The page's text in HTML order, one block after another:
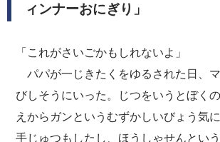
ィンナーおにぎり」
「これがさいごかもしれないよ」
パパが一じきたくをゆるされた日、
びしそうにいった。じつをいうとぼく
えからガンというむずかしいびょう気
手じゅつもしたし、ほうしゃせんとい